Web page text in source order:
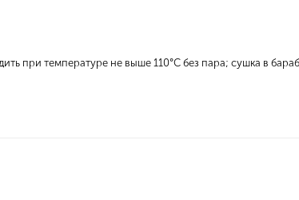
при температуре не выше 110°С без пара; сушка в